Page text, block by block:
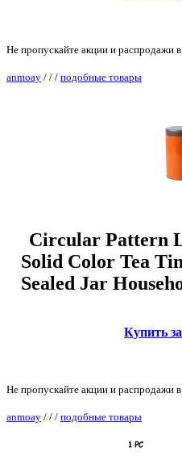
Не пропускайте акции и распродажи
anmoay / / / подобные товары
Circular Pattern
Solid Color Tea
Sealed Jar
Купить
Не пропускайте акции и распродажи
anmoay / / / подобные товары